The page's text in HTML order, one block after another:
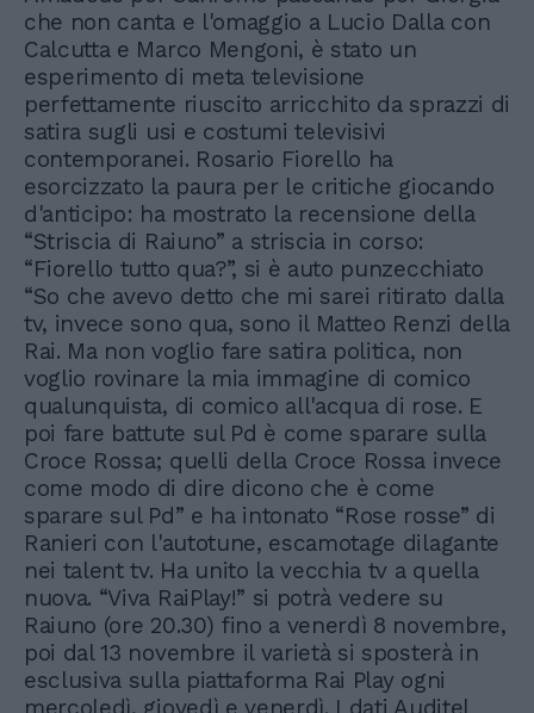
che non canta e l'omaggio a Lucio Dalla con
Calcutta e Marco Mengoni, è stato un
esperimento di meta televisione
perfettamente riuscito arricchito da sprazzi di
satira sugli usi e costumi televisivi
contemporanei. Rosario Fiorello ha
esorcizzato la paura per le critiche giocando
d'anticipo: ha mostrato la recensione della
“Striscia di Raiuno” a striscia in corso:
“Fiorello tutto qua?”, si è auto punzecchiato
“So che avevo detto che mi sarei ritirato dalla
tv, invece sono qua, sono il Matteo Renzi della
Rai. Ma non voglio fare satira politica, non
voglio rovinare la mia immagine di comico
qualunquista, di comico all'acqua di rose. E
poi fare battute sul Pd è come sparare sulla
Croce Rossa; quelli della Croce Rossa invece
come modo di dire dicono che è come
sparare sul Pd” e ha intonato “Rose rosse” di
Ranieri con l'autotune, escamotage dilagante
nei talent tv. Ha unito la vecchia tv a quella
nuova. “Viva RaiPlay!” si potrà vedere su
Raiuno (ore 20.30) fino a venerdì 8 novembre,
poi dal 13 novembre il varietà si sposterà in
esclusiva sulla piattaforma Rai Play ogni